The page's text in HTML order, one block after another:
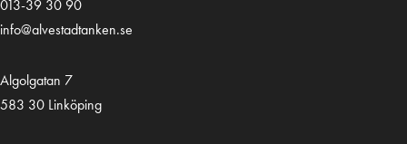
013-39 30 90
info@alvestadtanken.se
Algolgatan 7
583 30 Linköping